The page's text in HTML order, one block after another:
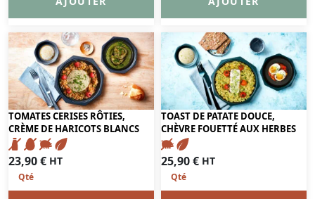
TOMATES CERISES RÔTIES,
CRÈME DE HARICOTS BLANCS
23,90€ HT
TOAST DE PATATE DOUCE,
CHÈVRE FOUETTÉ AUX HERBES
25,90€ HT